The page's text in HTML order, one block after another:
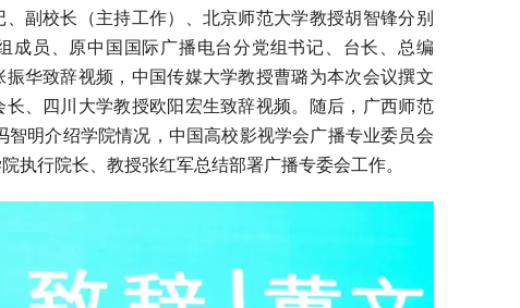
副校长（主持工作）、北京师范大学教授胡智锋分别
成员、原中国国际广播电台分党组书记、台长、总编
华致辞视频，中国传媒大学教授曹璐为本次会议撰文
、四川大学教授欧阳宏生致辞视频。随后，广西师范
智明介绍学院情况，中国高校影视学会广播专业委员会
执行院长、教授张红军总结部署广播专委会工作。